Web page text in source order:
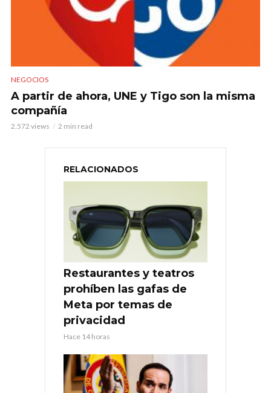
NEGOCIOS
A partir de ahora, UNE y Tigo son la misma
compañía
2.572 views 2 min read
RELACIONADOS
Restaurantes y teatros
prohíben las gafas de
Meta por temas de
privacidad
Hace 14 horas